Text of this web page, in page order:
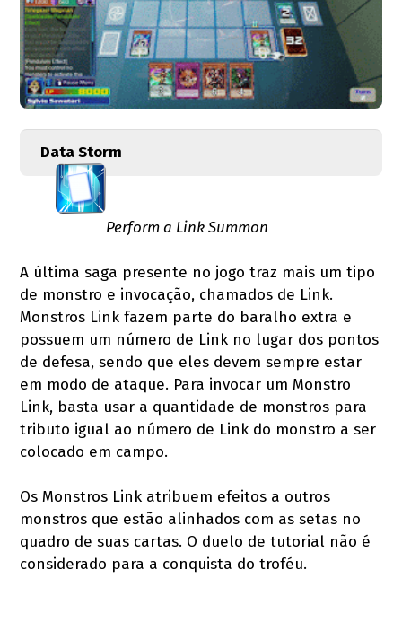
Data Storm
Perform a Link Summon
A última saga presente no jogo traz mais um tipo
de monstro e invocação, chamados de Link.
Monstros Link fazem parte do baralho extra e
possuem um número de Link no lugar dos pontos
de defesa, sendo que eles devem sempre estar
em modo de ataque. Para invocar um Monstro
Link, basta usar a quantidade de monstros para
tributo igual ao número de Link do monstro a ser
colocado em campo.
Os Monstros Link atribuem efeitos a outros
monstros que estão alinhados com as setas no
quadro de suas cartas. O duelo de tutorial não é
considerado para a conquista do troféu.